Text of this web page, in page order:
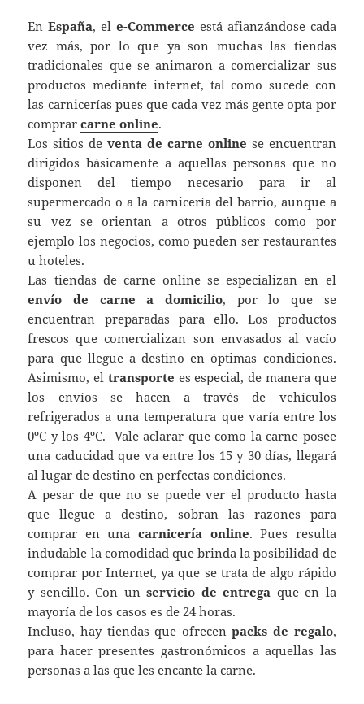
EnEspaña, ele-Commerce está afianzándose cada
vez más, por lo que ya son muchas las tiendas
tradicionales que se animaron a comercializar sus
productos mediante internet, tal como sucede con
las carnicerías pues que cada vez más gente opta por
comprarcarne online.
Los sitios deventa de carne online se encuentran
dirigidos básicamente a aquellas personas que no
disponen del tiempo necesario para ir al
supermercado o a la carnicería del barrio, aunque a
su vez se orientan a otros públicos como por
ejemplo los negocios, como pueden ser restaurantes
u hoteles.
Las tiendas de carne online se especializan en el
envío de carne a domicilio, por lo que se
encuentran preparadas para ello. Los productos
frescos que comercializan son envasados al vacío
para que llegue a destino en óptimas condiciones.
Asimismo, el transporte es especial, de manera que
los envíos se hacen a través de vehículos
refrigerados a una temperatura que varía entre los
0ºC y los 4ºC. Vale aclarar que como la carne posee
una caducidad que va entre los 15 y 30 días, llegará
al lugar de destino en perfectas condiciones.
A pesar de que no se puede ver el producto hasta
que llegue a destino, sobran las razones para
comprar en una carnicería online. Pues resulta
indudable la comodidad que brinda la posibilidad de
comprar por Internet, ya que se trata de algo rápido
y sencillo. Con unservicio de entrega que en la
mayoría de los casos es de 24 horas.
Incluso, hay tiendas que ofrecenpacks de regalo,
para hacer presentes gastronómicos a aquellas las
personas a las que les encante la carne.